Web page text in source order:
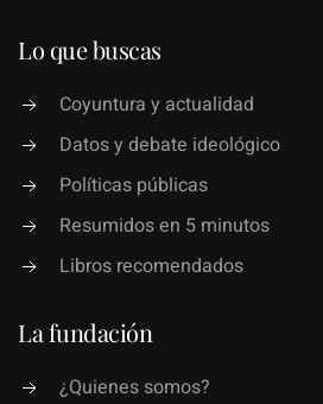
Lo que buscas
Coyuntura y actualidad
Datos y debate ideológico
Políticas públicas
Resumidos en 5 minutos
Libros recomendados
La fundación
¿Quienes somos?